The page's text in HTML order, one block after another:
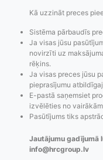
Pasūtījumu statusa
maiņas
paziņojumi,
Pasūtījumu re-
order u.c.
Kā uzzināt preces
Sistēma pārbaudīs
Ja visas jūsu
novirzīti uz
rēķins.
Ja visas preces jūsu
pieprasījumu
E-pastā saņemsiet
izvēlēties no
Pasūtījums tiks
Jautājumu gadījumā
info@hrcgroup.lv